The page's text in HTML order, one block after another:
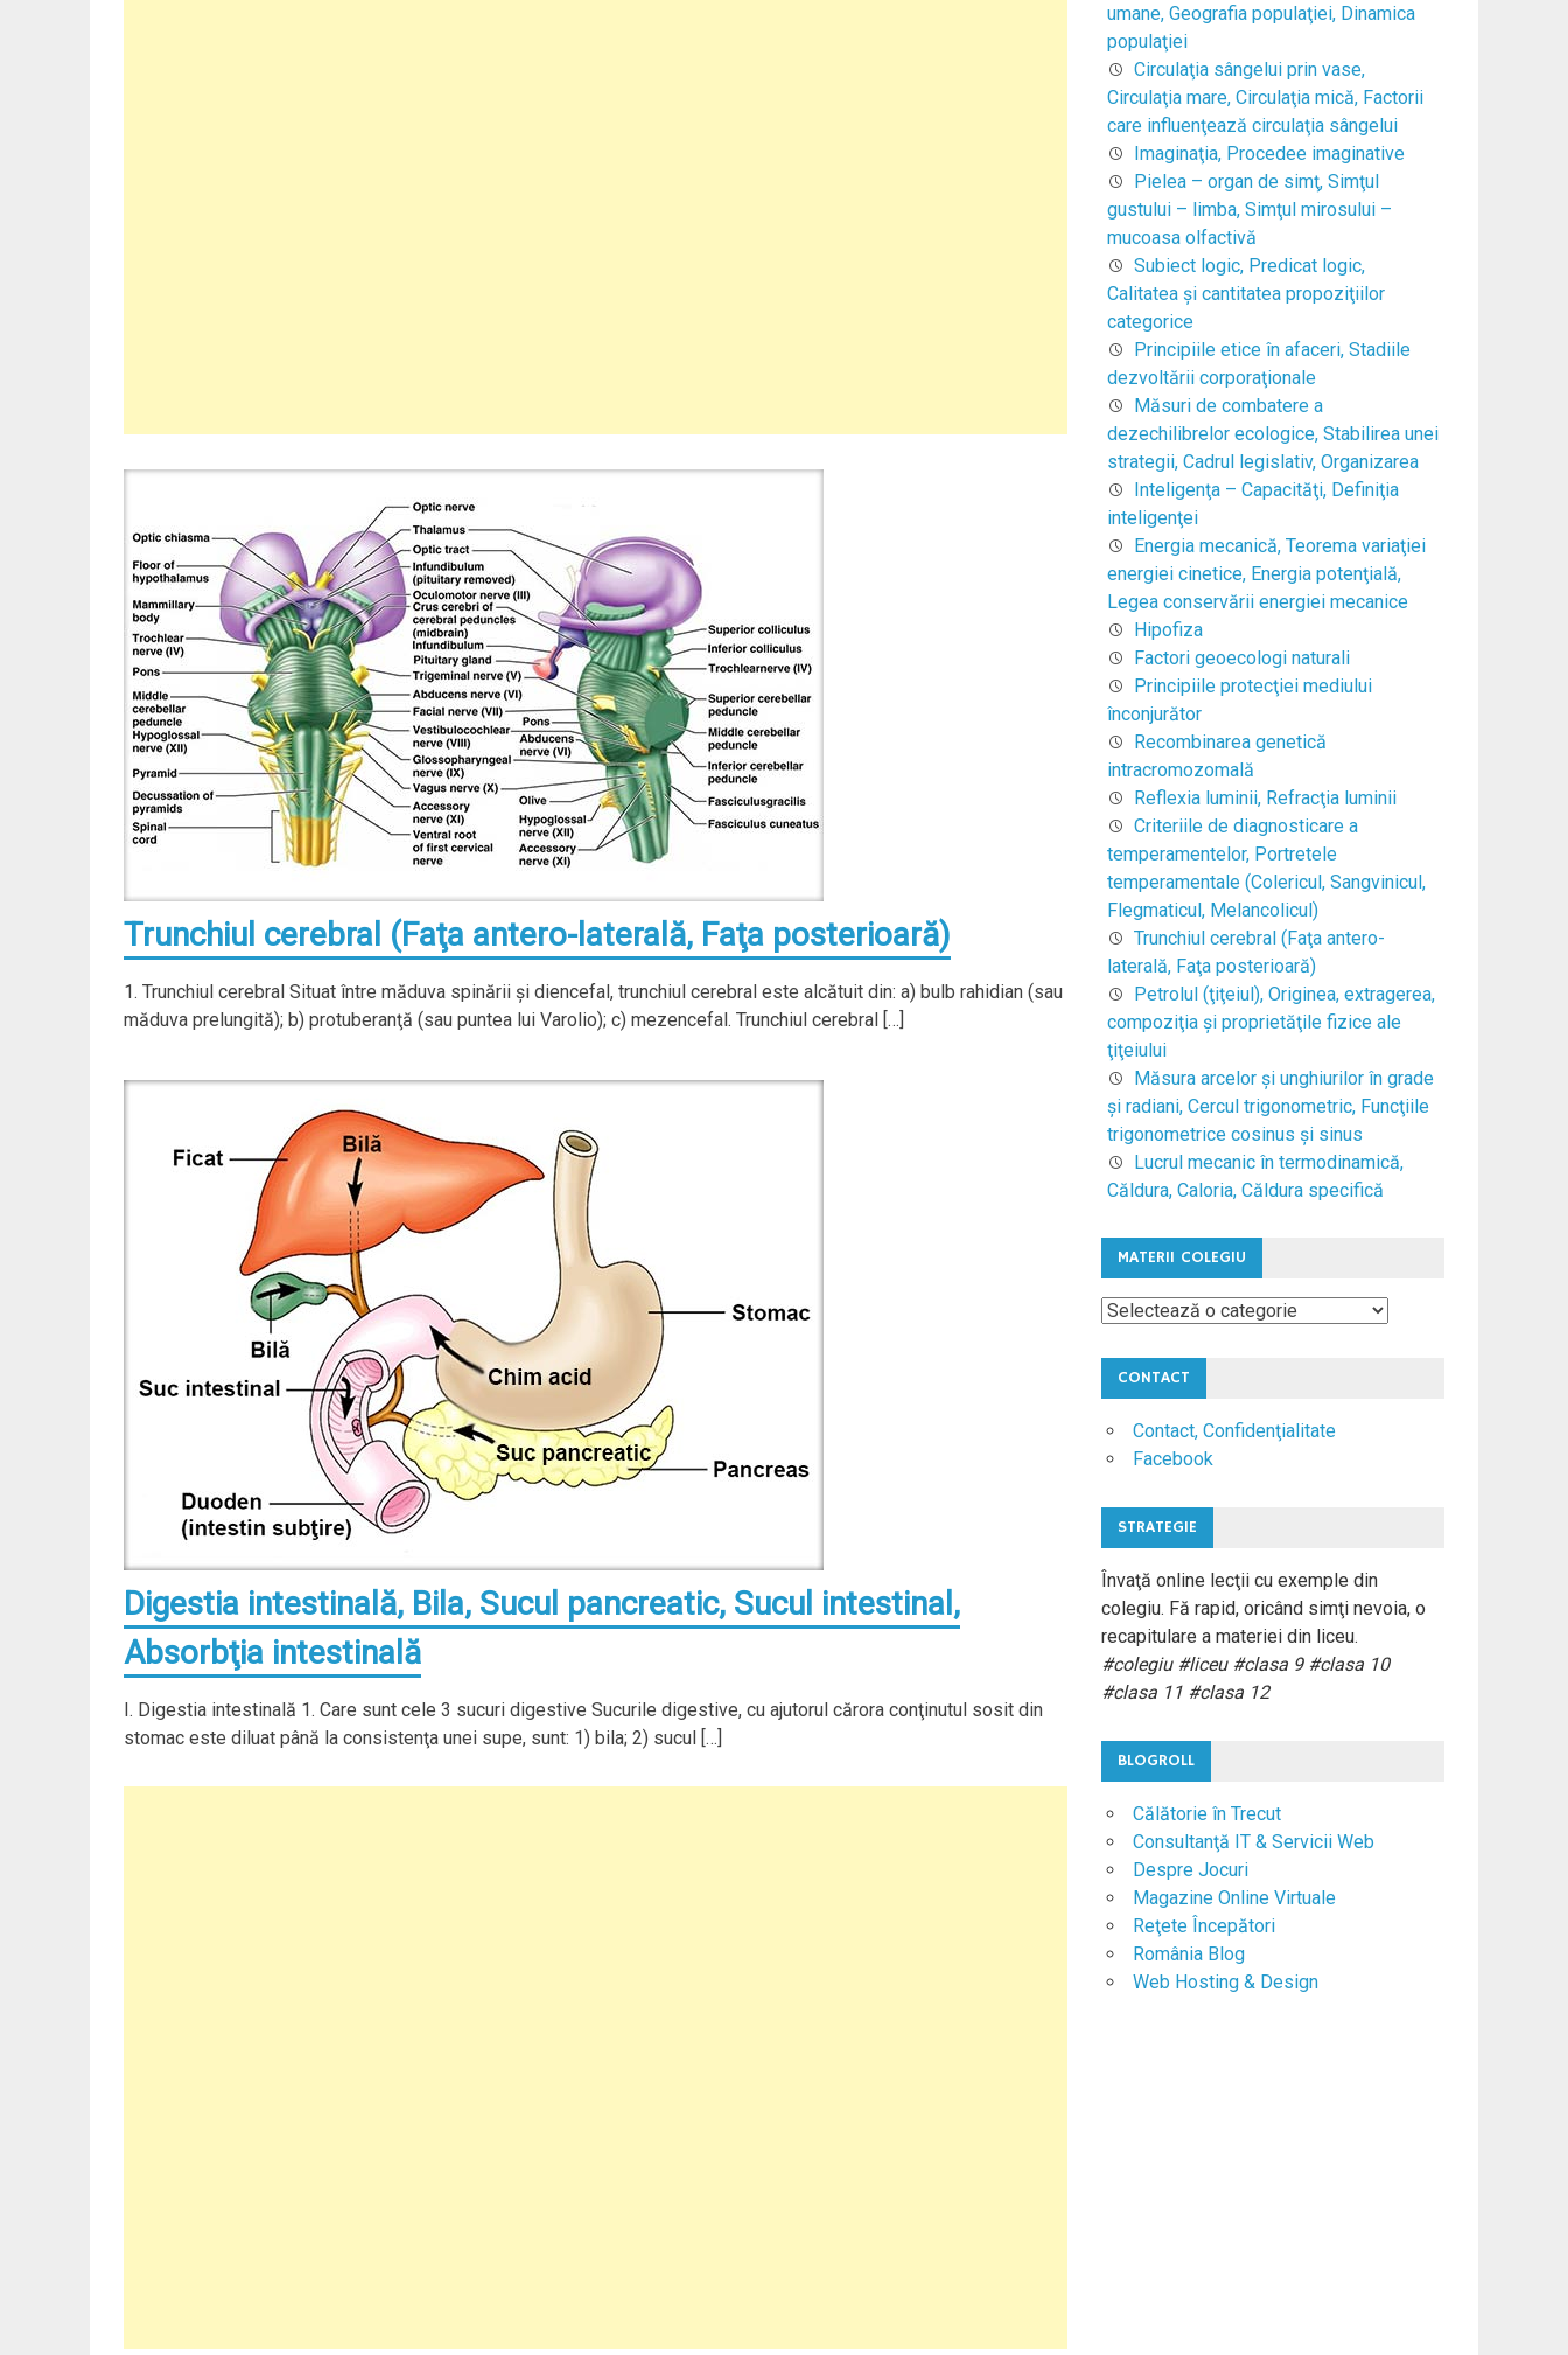
Trunchiul cerebral (Faţa antero-laterală, Faţa posterioară)
1. Trunchiul cerebral Situat între măduva spinării şi diencefal, trunchiul cerebral este alcătuit din: a) bulb rahidian (sau
măduva prelungită); b) protuberanţă (sau puntea lui Varolio); c) mezencefal. Trunchiul cerebral […]
Digestia intestinală, Bila, Sucul pancreatic, Sucul intestinal,
Absorbţia intestinală
I. Digestia intestinală 1. Care sunt cele 3 sucuri digestive Sucurile digestive, cu ajutorul cărora conţinutul sosit din
stomac este diluat până la consistenţa unei supe, sunt: 1) bila; 2) sucul […]
umane, Geografia populaţiei, Dinamica
populaţiei
Circulaţia sângelui prin vase,
Circulaţia mare, Circulaţia mică, Factorii
care influenţează circulaţia sângelui
Imaginaţia, Procedee imaginative
Pielea – organ de simţ, Simţul
gustului – limba, Simţul mirosului –
mucoasa olfactivă
Subiect logic, Predicat logic,
Calitatea şi cantitatea propoziţiilor
categorice
Principiile etice în afaceri, Stadiile
dezvoltării corporaţionale
Măsuri de combatere a
dezechilibrelor ecologice, Stabilirea unei
strategii, Cadrul legislativ, Organizarea
Inteligenţa – Capacităţi, Definiţia
inteligenţei
Energia mecanică, Teorema variaţiei
energiei cinetice, Energia potenţială,
Legea conservării energiei mecanice
Hipofiza
Factori geoecologi naturali
Principiile protecţiei mediului
înconjurător
Recombinarea genetică
intracromozomală
Reflexia luminii, Refracţia luminii
Criteriile de diagnosticare a
temperamentelor, Portretele
temperamentale (Colericul, Sangvinicul,
Flegmaticul, Melancolicul)
Trunchiul cerebral (Faţa antero-
laterală, Faţa posterioară)
Petrolul (ţiţeiul), Originea, extragerea,
compoziţia şi proprietăţile fizice ale
ţiţeiului
Măsura arcelor şi unghiurilor în grade
şi radiani, Cercul trigonometric, Funcţiile
trigonometrice cosinus şi sinus
Lucrul mecanic în termodinamică,
Căldura, Caloria, Căldura specifică
MATERII COLEGIU
Materii
CONTACT
Contact, Confidenţialitate
Facebook
STRATEGIE
Învaţă online lecţii cu exemple din
colegiu. Fă rapid, oricând simţi nevoia, o
recapitulare a materiei din liceu.
#colegiu #liceu #clasa 9 #clasa 10
#clasa 11 #clasa 12
BLOGROLL
Călătorie în Trecut
Consultanţă IT & Servicii Web
Despre Jocuri
Magazine Online Virtuale
Reţete Începători
România Blog
Web Hosting & Design